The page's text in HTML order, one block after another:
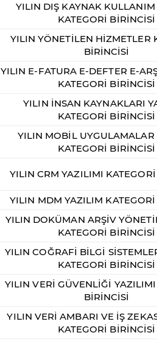
YILIN DIŞ KAYNAK
KATEGORİ BİRİNCİSİ
YILIN YÖNETİLEN HİZMETLER
BİRİNCİSİ
YILIN E-FATURA E-DEFTER E-
KATEGORİ BİRİNCİSİ
YILIN İNSAN KAYNAKLARI
KATEGORİ BİRİNCİSİ
YILIN MOBİL UYGULAMALAR
KATEGORİ BİRİNCİSİ
YILIN CRM YAZILIMI
YILIN MDM YAZILIM
YILIN DOKÜMAN ARŞİV
KATEGORİ BİRİNCİSİ
YILIN COĞRAFİ BİLGİ
KATEGORİ BİRİNCİSİ
YILIN VERİ GÜVENLİĞİ
BİRİNCİSİ
YILIN VERİ AMBARI VE İŞ
KATEGORİ BİRİNCİSİ